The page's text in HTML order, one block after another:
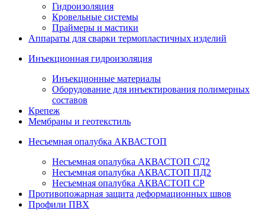
Гидроизоляция
Кровельные системы
Праймеры и мастики
Аппараты для сварки термопластичных изделий
Инъекционная гидроизоляция
Инъекционные материалы
Оборудование для инъектирования полимерных
составов
Крепеж
Мембраны и геотекстиль
Несъемная опалубка АКВАСТОП
Несъемная опалубка АКВАСТОП СД2
Несъемная опалубка АКВАСТОП ПД2
Несъемная опалубка АКВАСТОП СР
Противопожарная защита деформационных швов
Профили ПВХ